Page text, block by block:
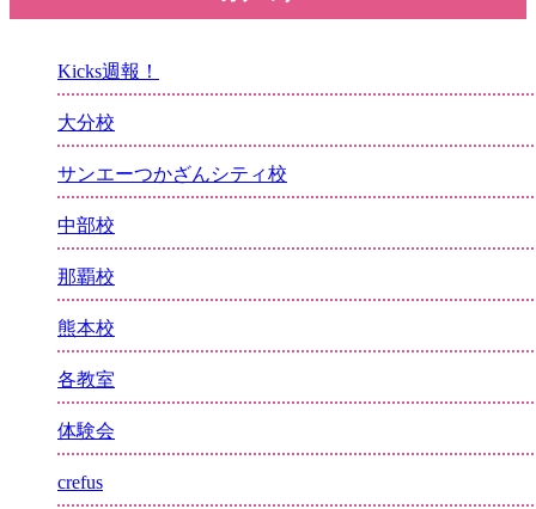
Kicks週報！
大分校
サンエーつかざんシティ校
中部校
那覇校
熊本校
各教室
体験会
crefus